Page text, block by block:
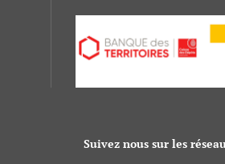
Suivez nous sur les